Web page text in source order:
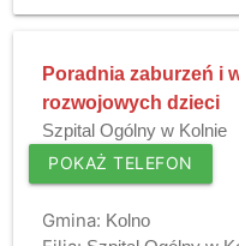
Poradnia zaburzeń i
rozwojowych dzieci
Szpital Ogólny w Kolnie
POKAŻ TELEFON
Gmina: Kolno